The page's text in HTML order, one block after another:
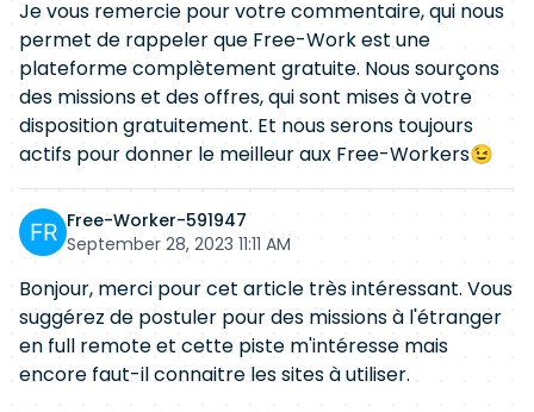
Je vous remercie pour votre commentaire, qui nous
permet de rappeler que Free-Work est une
plateforme complètement gratuite. Nous sourçons
des missions et des offres, qui sont mises à votre
disposition gratuitement. Et nous serons toujours
actifs pour donner le meilleur aux Free-Workers😉
Free-Worker-591947
September 28, 2023 11:11 AM
Bonjour, merci pour cet article très intéressant. Vous
suggérez de postuler pour des missions à l'étranger
en full remote et cette piste m'intéresse mais
encore faut-il connaitre les sites à utiliser.